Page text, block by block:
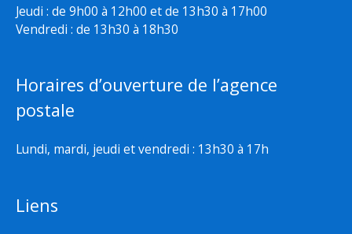
Jeudi : de 9h00 à 12h00 et de 13h30 à 17h00
Vendredi : de 13h30 à 18h30
Horaires d’ouverture de l’agence
postale
Lundi, mardi, jeudi et vendredi : 13h30 à 17h
Liens